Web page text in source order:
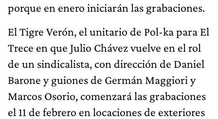
porque en enero iniciarán las grabaciones.
El Tigre Verón, el unitario de Pol-ka para El
Trece en que Julio Chávez vuelve en el rol
de un sindicalista, con dirección de Daniel
Barone y guiones de Germán Maggiori y
Marcos Osorio, comenzará las grabaciones
el 11 de febrero en locaciones de exteriores